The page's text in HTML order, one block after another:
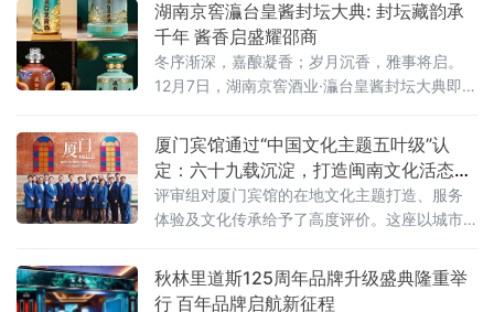
湖南京窖灜台皇酱封坛大典: 封坛藏韵承
千年 酱香启盛耀邵商
冬序渐深，嘉酿凝香；岁月沉香，雅事将启。
12月7日，湖南京窖酒业·灜台皇酱封坛大典即将
道知音，共践时光之约，共鉴酱香传奇，以千
年酒礼续传承，以匠心佳酿叙情怀。酒之封
坛，肇始古夏，延绵千载，早已超越储酒之
质，成华夏非遗之珍、情感寄托之载体。古有
新生儿降生封“状元红”贺成长，婚嫁乔迁藏佳酿
厦门宾馆通过“中国文化主题五叶级”认
定：六十九载沉淀，打造闽南文化活态博
物馆
评审组对厦门宾馆的在地文化主题打造、服务
体验及文化传承给予了高度评价。这座以城市
旅居成为一场在地文化沉浸之旅。专家权威评
审：文化主题深度体验
秋林里道斯125周年品牌升级盛典隆重举
行 百年品牌启航新征程